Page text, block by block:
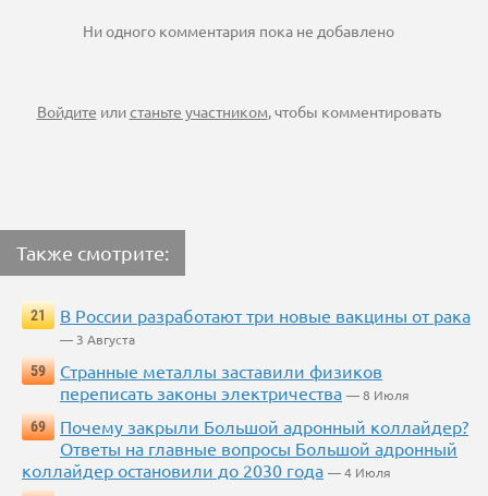
Ни одного комментария пока не добавлено
Войдите илистаньте участником, чтобы комментировать
Также смотрите:
21 В России разработают три новые вакцины от рака
— 3 Августа
59
Странные металлы заставили физиков
переписать законы электричества — 8 Июля
69
Почему закрыли Большой адронный коллайдер?
Ответы на главные вопросы Большой адронный
коллайдер остановили до 2030 года — 4 Июля